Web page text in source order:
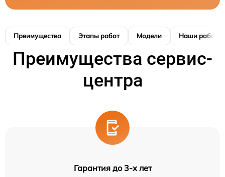
Преимущества Этапы работ Модели Наши работы
Преимущества сервис-
центра
Гарантия до 3-х лет